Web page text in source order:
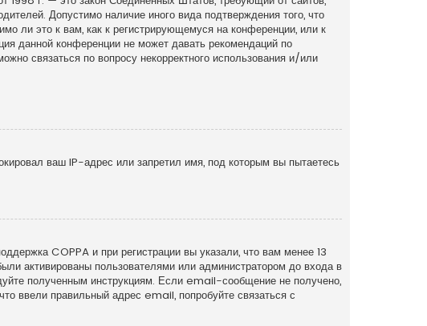
Допустимо наличие иного вида подтверждения того, что
ли это к вам, как к регистрирующемуся на конференции, или к
данной конференции не может давать рекомендаций по
связаться по вопросу некорректного использования и/или
ваш IP-адрес или запретил имя, под которым вы пытаетесь
COPPA и при регистрации вы указали, что вам менее 13
активированы пользователями или администратором до входа в
полученным инструкциям. Если email-сообщение не получено,
ввели правильный адрес email, попробуйте связаться с